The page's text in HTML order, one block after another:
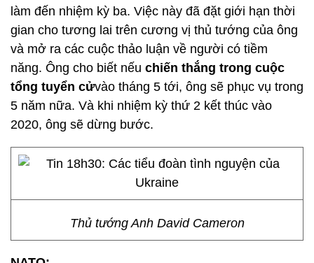
làm đến nhiệm kỳ ba. Việc này đã đặt giới hạn thời
gian cho tương lai trên cương vị thủ tướng của ông
và mở ra các cuộc thảo luận về người có tiềm
năng. Ông cho biết nếu chiến thắng trong cuộc
tổng tuyển cửvào tháng 5 tới, ông sẽ phục vụ trong
5 năm nữa. Và khi nhiệm kỳ thứ 2 kết thúc vào
2020, ông sẽ dừng bước.
Thủ tướng Anh David Cameron